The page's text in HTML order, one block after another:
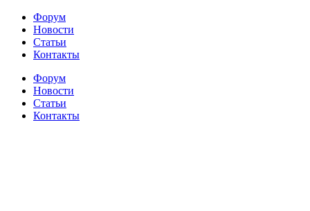
Форум
Новости
Статьи
Контакты
Форум
Новости
Статьи
Контакты